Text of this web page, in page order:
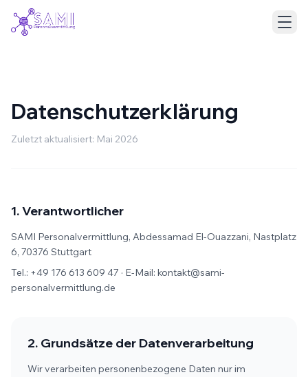
Deutsch English
Datenschutzerklärung
Zuletzt aktualisiert: Mai 2026
1. Verantwortlicher
SAMI Personalvermittlung, Abdessamad El-Ouazzani, Nastplatz
6, 70376 Stuttgart
Tel.: +49 176 613 609 47 · E-Mail: kontakt@sami-
personalvermittlung.de
2. Grundsätze der Datenverarbeitung
Wir verarbeiten personenbezogene Daten nur im